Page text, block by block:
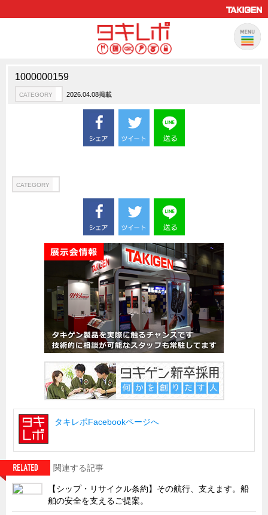
CATEGORY
新製品ロケットニュース
ハイセキュリティ錠前TAKシリーズ
CFRP（炭素繊維強化プラスチック）
ソリューション
船舶・港湾設備
試作・特注品の事例集
SDGs配慮・脱炭素
省力化製品
配電盤・分電盤・キュービクル
医療・福祉・介護関連
ロボット・自動化装置関連
二次電池関連
EV・PHEV充電器関連
再生可能エネルギー
農業関連
半導体製造装置関連
1000000159
CATEGORY 2026.04.08掲載
CATEGORY
タキレポFacebookページへ
関連する記事
【シップ・リサイクル条約】その航行、支えます。船
舶の安全を支えるご提案。